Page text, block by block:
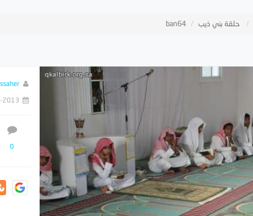
حلقة بني ذيب ban64
12-03-
0